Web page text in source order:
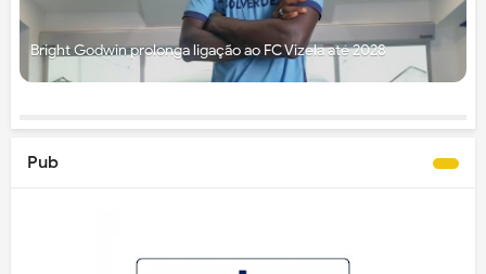
Bright Godwin prolonga ligação ao FC Vizela até 2028
Pub